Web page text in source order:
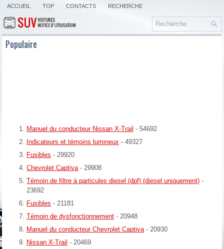
ACCUEIL TOP CONTACTS RECHERCHE
Populaire
Manuel du conducteur Nissan X-Trail - 54692
Indicateurs et témoins lumineux - 49327
Fusibles - 29920
Chevrolet Captiva - 29908
Témoin de filtre à particules diesel (dpf) (diesel uniquement) -
23692
Fusibles - 21181
Témoin de dysfonctionnement - 20948
Manuel du conducteur Chevrolet Captiva - 20930
Nissan X-Trail - 20469